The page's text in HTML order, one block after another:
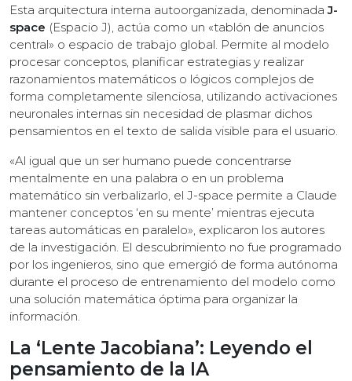
Esta arquitectura interna autoorganizada, denominadaJ-
space (Espacio J), actúa como un «tablón de anuncios
central» o espacio de trabajo global. Permite al modelo
procesar conceptos, planificar estrategias y realizar
razonamientos matemáticos o lógicos complejos de
forma completamente silenciosa, utilizando activaciones
neuronales internas sin necesidad de plasmar dichos
pensamientos en el texto de salida visible para el usuario.
«Al igual que un ser humano puede concentrarse
mentalmente en una palabra o en un problema
matemático sin verbalizarlo, el J-space permite a Claude
mantener conceptos ‘en su mente’ mientras ejecuta
tareas automáticas en paralelo», explicaron los autores
de la investigación. El descubrimiento no fue programado
por los ingenieros, sino que emergió de forma autónoma
durante el proceso de entrenamiento del modelo como
una solución matemática óptima para organizar la
información.
La ‘Lente Jacobiana’: Leyendo el
pensamiento de la IA